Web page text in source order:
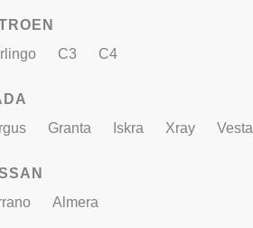
C3 C4
Granta Iskra Xray Vesta
Almera